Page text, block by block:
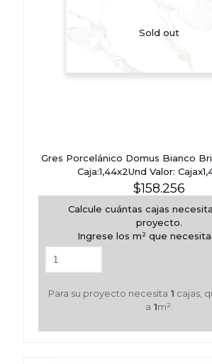
Sold out
Gres Porcelánico Domus Bianco
Caja:1,44x2Und Valor:
$158.256
Calcule cuántas cajas
proyecto.
Ingrese los m² que
Para su proyecto necesita 1 cajas,
a 1m².